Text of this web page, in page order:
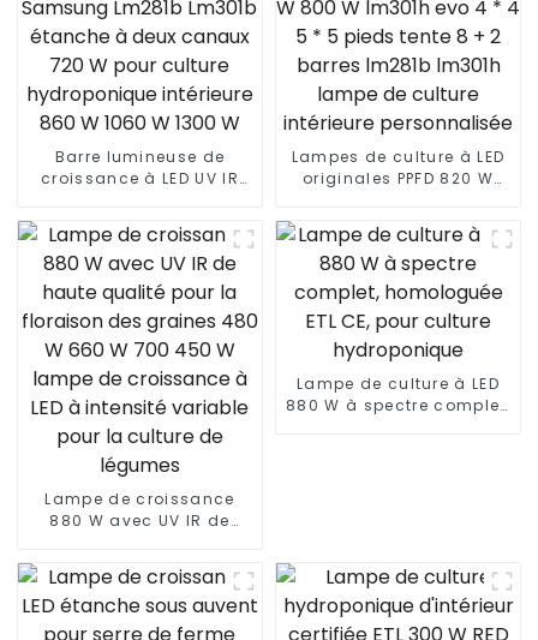
Barre lumineuse de
croissance à LED UV IR
étanche à deux canaux
720 W pour culture
hydroponique intérieure
860 W 1060 W 1300 W
Lampes de culture à LED
originales PPFD 820 W
* 5 pieds tente 8 + 2
barres lm281b lm301h
lampe de culture
intérieure personnalisée
Lampe de croissance
880 W avec UV IR de
480 W 660 W 700 450 W
lampe de croissance à
LED à intensité variable
Lampe de culture à LED
880 W à spectre complet,